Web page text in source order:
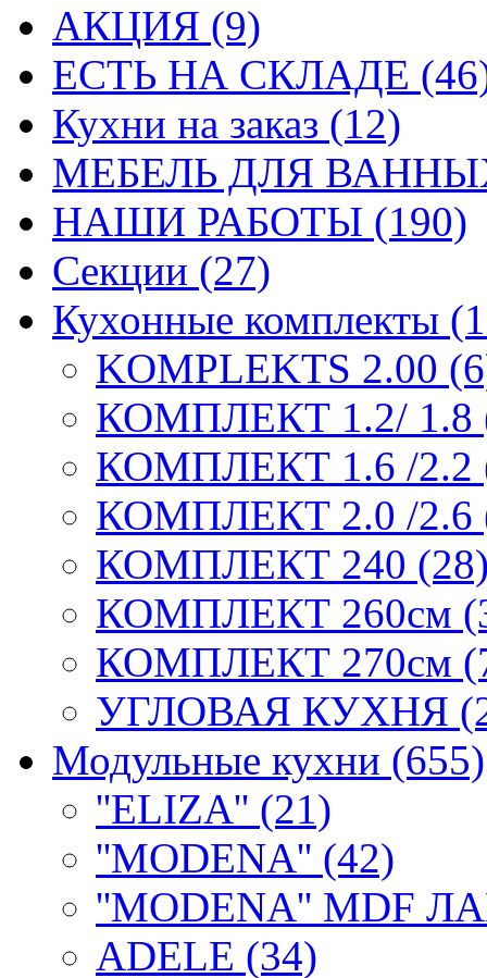
АКЦИЯ (9)
ЕСТЬ НА СКЛАДЕ
Кухни на заказ (12)
МЕБЕЛЬ ДЛЯ
НАШИ РАБОТЫ (190)
Секции (27)
Кухонные комплекты
KOMPLEKTS 2.00
КОМПЛЕКТ 1.2/ 1.8
КОМПЛЕКТ 1.6 /2.2
КОМПЛЕКТ 2.0 /2.6
КОМПЛЕКТ 240
КОМПЛЕКТ 260см
КОМПЛЕКТ 270см
УГЛОВАЯ КУХНЯ
Модульные кухни (655)
''ELIZA'' (21)
''MODENA'' (42)
''MODENA'' MDF
ADELE (34)